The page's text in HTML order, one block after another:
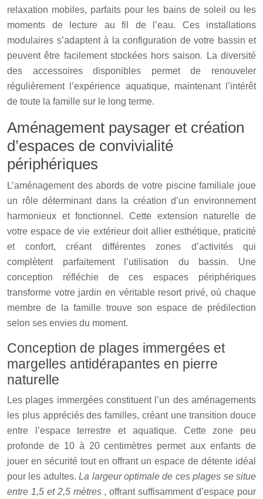
relaxation mobiles, parfaits pour les bains de soleil ou les
moments de lecture au fil de l’eau. Ces installations
modulaires s’adaptent à la configuration de votre bassin et
peuvent être facilement stockées hors saison. La diversité
des accessoires disponibles permet de renouveler
régulièrement l’expérience aquatique, maintenant l’intérêt
de toute la famille sur le long terme.
Aménagement paysager et création
d’espaces de convivialité
périphériques
L’aménagement des abords de votre piscine familiale joue
un rôle déterminant dans la création d’un environnement
harmonieux et fonctionnel. Cette extension naturelle de
votre espace de vie extérieur doit allier esthétique, praticité
et confort, créant différentes zones d’activités qui
complètent parfaitement l’utilisation du bassin. Une
conception réfléchie de ces espaces périphériques
transforme votre jardin en véritable resort privé, où chaque
membre de la famille trouve son espace de prédilection
selon ses envies du moment.
Conception de plages immergées et
margelles antidérapantes en pierre
naturelle
Les plages immergées constituent l’un des aménagements
les plus appréciés des familles, créant une transition douce
entre l’espace terrestre et aquatique. Cette zone peu
profonde de 10 à 20 centimètres permet aux enfants de
jouer en sécurité tout en offrant un espace de détente idéal
pour les adultes.La largeur optimale de ces plages se situe
entre 1,5 et 2,5 mètres , offrant suffisamment d’espace pour